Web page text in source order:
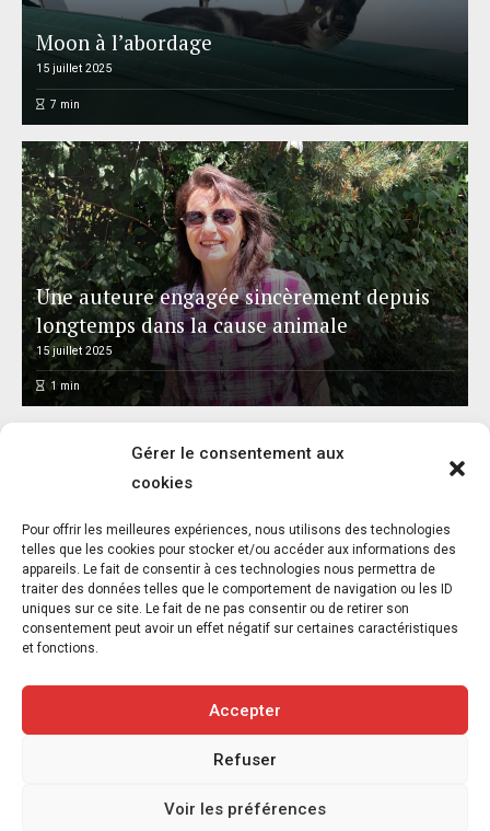
Gérer le consentement aux
cookies
Pour offrir les meilleures expériences, nous utilisons des technologies
telles que les cookies pour stocker et/ou accéder aux informations des
appareils. Le fait de consentir à ces technologies nous permettra de
traiter des données telles que le comportement de navigation ou les ID
uniques sur ce site. Le fait de ne pas consentir ou de retirer son
consentement peut avoir un effet négatif sur certaines caractéristiques
et fonctions.
Accepter
Refuser
Voir les préférences
Moon à l’abordage
15 juillet 2025
7 min
Une auteure engagée sincèrement depuis
longtemps dans la cause animale
15 juillet 2025
1min
Abandon d’animaux : un chiffre alarmant.
Quelle solution ?
15 juillet 2025